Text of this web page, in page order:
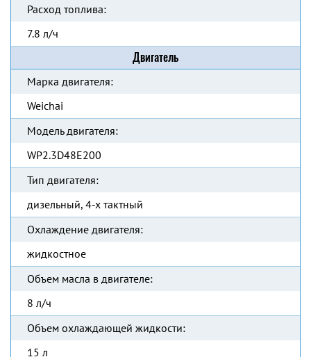
Расход топлива:
7.8 л/ч
Двигатель
Марка двигателя:
Weichai
Модель двигателя:
WP2.3D48E200
Тип двигателя:
дизельный, 4-х тактный
Охлаждение двигателя:
жидкостное
Объем масла в двигателе:
8 л/ч
Объем охлаждающей жидкости:
15 л